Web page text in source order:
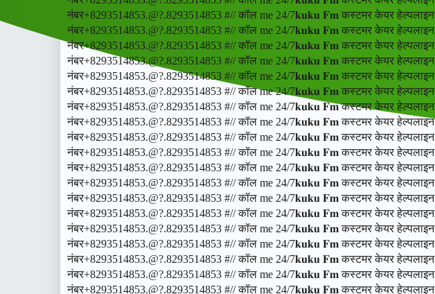
नंबर+8293514853.@?.8293514853 #// कॉल me 24/7𝐤𝐮𝐤𝐮 𝐅𝐦 कस्टमर केयर हेल्पलाइन
नंबर+8293514853.@?.8293514853 #// कॉल me 24/7𝐤𝐮𝐤𝐮 𝐅𝐦 कस्टमर केयर हेल्पलाइन
नंबर+8293514853.@?.8293514853 #// कॉल me 24/7𝐤𝐮𝐤𝐮 𝐅𝐦 कस्टमर केयर हेल्पलाइन
नंबर+8293514853.@?.8293514853 #// कॉल me 24/7𝐤𝐮𝐤𝐮 𝐅𝐦 कस्टमर केयर हेल्पलाइन
नंबर+8293514853.@?.8293514853 #// कॉल me 24/7𝐤𝐮𝐤𝐮 𝐅𝐦 कस्टमर केयर हेल्पलाइन
नंबर+8293514853.@?.8293514853 #// कॉल me 24/7𝐤𝐮𝐤𝐮 𝐅𝐦 कस्टमर केयर हेल्पलाइन
नंबर+8293514853.@?.8293514853 #// कॉल me 24/7𝐤𝐮𝐤𝐮 𝐅𝐦 कस्टमर केयर हेल्पलाइन
नंबर+8293514853.@?.8293514853 #// कॉल me 24/7𝐤𝐮𝐤𝐮 𝐅𝐦 कस्टमर केयर हेल्पलाइन
नंबर+8293514853.@?.8293514853 #// कॉल me 24/7𝐤𝐮𝐤𝐮 𝐅𝐦 कस्टमर केयर हेल्पलाइन
नंबर+8293514853.@?.8293514853 #// कॉल me 24/7𝐤𝐮𝐤𝐮 𝐅𝐦 कस्टमर केयर हेल्पलाइन
नंबर+8293514853.@?.8293514853 #// कॉल me 24/7𝐤𝐮𝐤𝐮 𝐅𝐦 कस्टमर केयर हेल्पलाइन
नंबर+8293514853.@?.8293514853 #// कॉल me 24/7𝐤𝐮𝐤𝐮 𝐅𝐦 कस्टमर केयर हेल्पलाइन
नंबर+8293514853.@?.8293514853 #// कॉल me 24/7𝐤𝐮𝐤𝐮 𝐅𝐦 कस्टमर केयर हेल्पलाइन
नंबर+8293514853.@?.8293514853 #// कॉल me 24/7𝐤𝐮𝐤𝐮 𝐅𝐦 कस्टमर केयर हेल्पलाइन
नंबर+8293514853.@?.8293514853 #// कॉल me 24/7𝐤𝐮𝐤𝐮 𝐅𝐦 कस्टमर केयर हेल्पलाइन
नंबर+8293514853.@?.8293514853 #// कॉल me 24/7𝐤𝐮𝐤𝐮 𝐅𝐦 कस्टमर केयर हेल्पलाइन
नंबर+8293514853.@?.8293514853 #// कॉल me 24/7𝐤𝐮𝐤𝐮 𝐅𝐦 कस्टमर केयर हेल्पलाइन
नंबर+8293514853.@?.8293514853 #// कॉल me 24/7𝐤𝐮𝐤𝐮 𝐅𝐦 कस्टमर केयर हेल्पलाइन
नंबर+8293514853.@?.8293514853 #// कॉल me 24/7𝐤𝐮𝐤𝐮 𝐅𝐦 कस्टमर केयर हेल्पलाइन